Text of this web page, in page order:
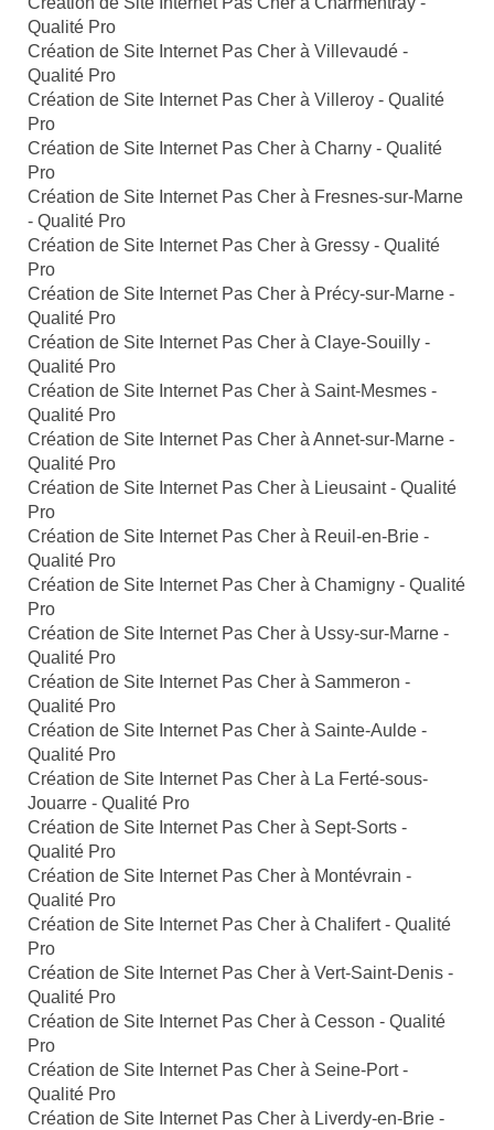
Qualité Pro
Création de Site Internet Pas Cher à Villevaudé -
Qualité Pro
Création de Site Internet Pas Cher à Villeroy - Qualité
Pro
Création de Site Internet Pas Cher à Charny - Qualité
Pro
Création de Site Internet Pas Cher à Fresnes-sur-Marne
- Qualité Pro
Création de Site Internet Pas Cher à Gressy - Qualité
Pro
Création de Site Internet Pas Cher à Précy-sur-Marne -
Qualité Pro
Création de Site Internet Pas Cher à Claye-Souilly -
Qualité Pro
Création de Site Internet Pas Cher à Saint-Mesmes -
Qualité Pro
Création de Site Internet Pas Cher à Annet-sur-Marne -
Qualité Pro
Création de Site Internet Pas Cher à Lieusaint - Qualité
Pro
Création de Site Internet Pas Cher à Reuil-en-Brie -
Qualité Pro
Création de Site Internet Pas Cher à Chamigny - Qualité
Pro
Création de Site Internet Pas Cher à Ussy-sur-Marne -
Qualité Pro
Création de Site Internet Pas Cher à Sammeron -
Qualité Pro
Création de Site Internet Pas Cher à Sainte-Aulde -
Qualité Pro
Création de Site Internet Pas Cher à La Ferté-sous-
Jouarre - Qualité Pro
Création de Site Internet Pas Cher à Sept-Sorts -
Qualité Pro
Création de Site Internet Pas Cher à Montévrain -
Qualité Pro
Création de Site Internet Pas Cher à Chalifert - Qualité
Pro
Création de Site Internet Pas Cher à Vert-Saint-Denis -
Qualité Pro
Création de Site Internet Pas Cher à Cesson - Qualité
Pro
Création de Site Internet Pas Cher à Seine-Port -
Qualité Pro
Création de Site Internet Pas Cher à Liverdy-en-Brie -